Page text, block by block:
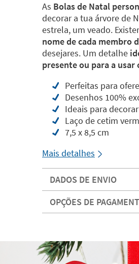
As Bolas de Natal
decorar a tua árvore de
estrela, um veado.
nome de cada membro
desejares. Um detalhe
presente ou para a
Perfeitas para
Desenhos 100%
Ideais para decorar
Laço de cetim
7,5 x 8,5 cm
Mais detalhes
DADOS DE ENVIO
OPÇÕES DE